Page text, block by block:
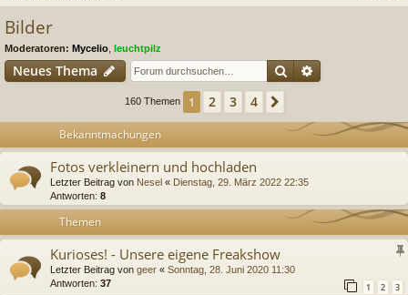
riff
Bilder
Moderatoren: Mycelio leuchtpilz
Neues Thema Suche
160 Themen 1 2 3 4
Bekanntmachungen
Fotos verkleinern und hochladen
Letzter Beitrag von Nesel « Dienstag, 29. März 2022 22:35
Antworten: 8
Themen
Kurioses! - Unsere eigene Freakshow
Letzter Beitrag von geer « Sonntag, 28. Juni 2020 11:30
Antworten: 37 1 2 3